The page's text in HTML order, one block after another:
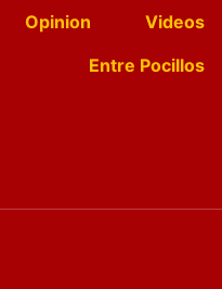
Opinion
Videos
Entre Pocillos